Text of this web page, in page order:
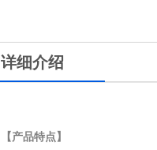
详细介绍
【产品特点】